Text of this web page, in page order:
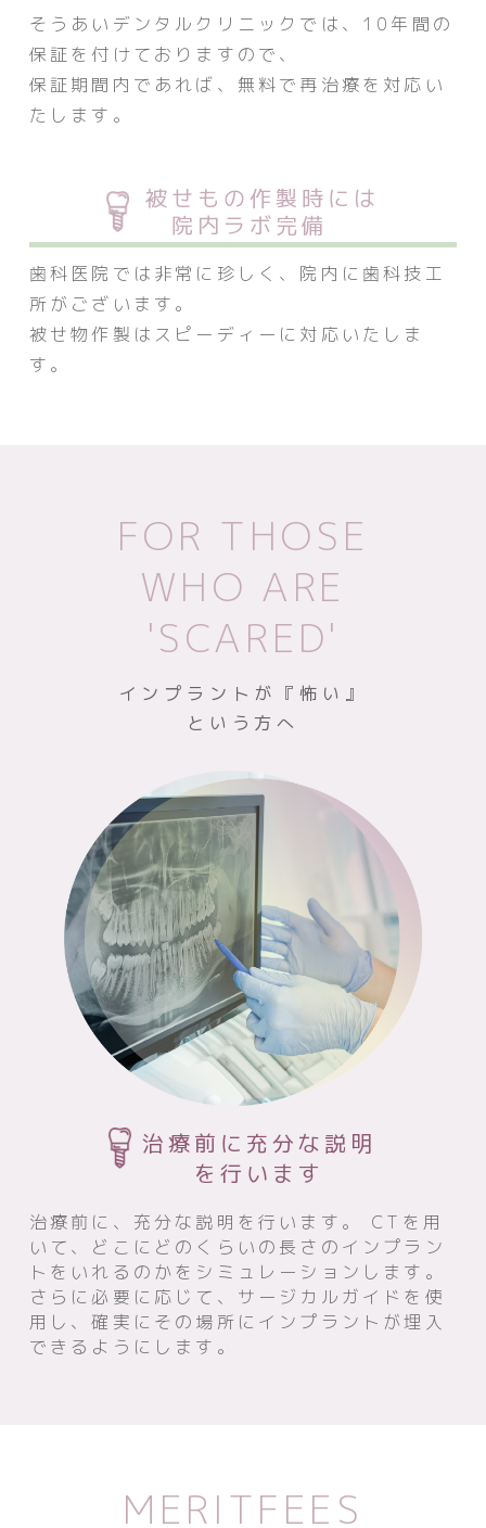
そうあいデンタルクリニックでは、10年間の
保証を付けておりますので、
保証期間内であれば、無料で再治療を対応い
たします。
被せもの作製時には
院内ラボ完備
歯科医院では非常に珍しく、院内に歯科技工
所がございます。
被せ物作製はスピーディーに対応いたしま
す。
FOR THOSE
WHO ARE
'SCARED'
インプラントが『怖い』
という方へ
治療前に充分な説明
を行います
治療前に、充分な説明を行います。 CTを用
いて、どこにどのくらいの長さのインプラン
トをいれるのかをシミュレーションします。
さらに必要に応じて、サージカルガイドを使
用し、確実にその場所にインプラントが埋入
できるようにします。
MERITFEES